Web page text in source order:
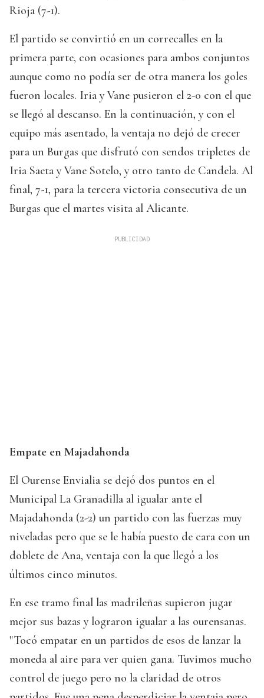
Rioja (7-1).
El partido se convirtió en un correcalles en la
primera parte, con ocasiones para ambos conjuntos
aunque como no podía ser de otra manera los goles
fueron locales. Iria y Vane pusieron el 2-0 con el que
se llegó al descanso. En la continuación, y con el
equipo más asentado, la ventaja no dejó de crecer
para un Burgas que disfrutó con sendos tripletes de
Iria Saeta y Vane Sotelo, y otro tanto de Candela. Al
final, 7-1, para la tercera victoria consecutiva de un
Burgas que el martes visita al Alicante.
Empate en Majadahonda
El Ourense Envialia se dejó dos puntos en el
Municipal La Granadilla al igualar ante el
Majadahonda (2-2) un partido con las fuerzas muy
niveladas pero que se le había puesto de cara con un
doblete de Ana, ventaja con la que llegó a los
últimos cinco minutos.
En ese tramo final las madrileñas supieron jugar
mejor sus bazas y lograron igualar a las ourensanas.
"Tocó empatar en un partidos de esos de lanzar la
moneda al aire para ver quien gana. Tuvimos mucho
control de juego pero no la claridad de otros